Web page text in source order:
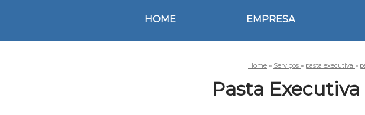
HOME EMPRESA
Home » Serviços » pasta executiva »
Pasta